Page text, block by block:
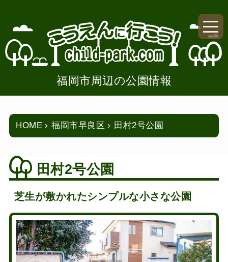
福岡市周辺の公園情報
HOME 福岡市早良区 田村2号公園
田村2号公園
芝生が敷かれたシンプルな小さな公園